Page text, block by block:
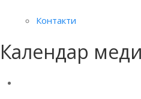
Контакти
Календар